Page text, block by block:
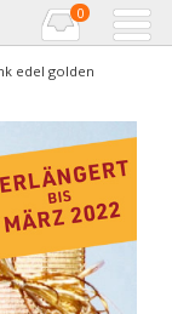
0
edel golden